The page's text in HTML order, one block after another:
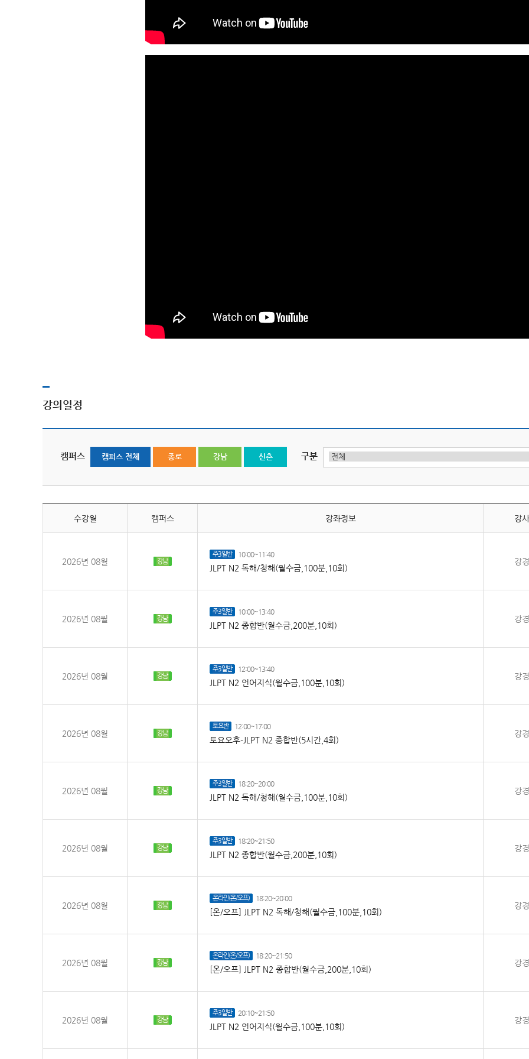
강의일정
캠퍼스 캠퍼스 전체 종로 강남 신촌 구분
수강월 캠퍼스 강좌정보 강
2026년 08월 강남
주3일반 10:00~11:40
JLPT N2 독해/청해(월수금,100분,10회)
강
2026년 08월 강남
주3일반 10:00~13:40
JLPT N2 종합반(월수금,200분,10회)
강
2026년 08월 강남
주3일반 12:00~13:40
JLPT N2 언어지식(월수금,100분,10회)
강
2026년 08월 강남
토요반 12:00~17:00
토요오후-JLPT N2 종합반(5시간,4회)
강
2026년 08월 강남
주3일반 18:20~20:00
JLPT N2 독해/청해(월수금,100분,10회)
강
2026년 08월 강남
주3일반 18:20~21:50
JLPT N2 종합반(월수금,200분,10회)
강
2026년 08월 강남
온라인(온/오프) 18:20~20:00
[온/오프] JLPT N2 독해/청해(월수금,100분,10회)
강
2026년 08월 강남
온라인(온/오프) 18:20~21:50
[온/오프] JLPT N2 종합반(월수금,200분,10회)
강
2026년 08월 강남
주3일반 20:10~21:50
JLPT N2 언어지식(월수금,100분,10회)
강